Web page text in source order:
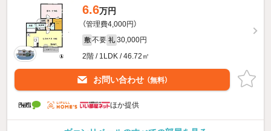
6.6万円
（管理費4,000円）
敷 不要 礼 30,000円
2階 / 1LDK / 46.72㎡
お問い合わせ （無料）
ほか提供